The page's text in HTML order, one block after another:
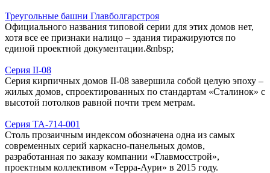
Треугольные башни Главболгарстроя
Официального названия типовой серии для этих домов нет,
хотя все ее признаки налицо – здания тиражируются по
единой проектной документации.&nbsp;
Серия II-08
Серия кирпичных домов II-08 завершила собой целую эпоху –
жилых домов, спроектированных по стандартам «Сталинок» с
высотой потолков равной почти трем метрам.
Серия ТА-714-001
Столь прозаичным индексом обозначена одна из самых
современных серий каркасно-панельных домов,
разработанная по заказу компании «Главмосстрой»,
проектным коллективом «Терра-Аури» в 2015 году.